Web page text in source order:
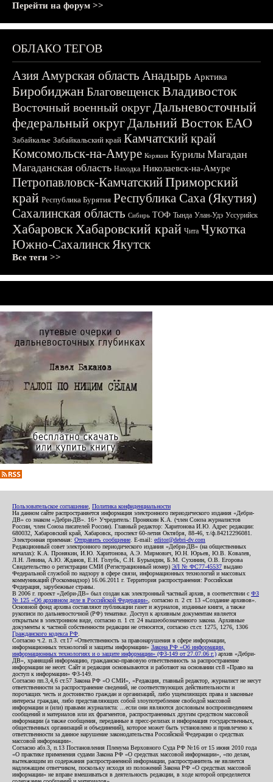
Перейти на форум >>
ОБЛАКО ТЕГОВ
АзияАмурская область Анадырь Арктика
БиробиджанБлаговещенскВладивосток
Восточный военный округДальневосточный
федеральный округДальний ВостокЕАО
Забайкалье Забайкальский край Камчатский край
Комсомольск-на-Амуре Корякия Курилы Магадан
Магаданская область Находка Николаевск-на-Амуре
Петропавловск-КамчатскийПриморский
край Республика Бурятия Республика Саха (Якутия)
Сахалинская область Сибирь ТОФ Тында Улан-Удэ Уссурийск
ХабаровскХабаровский край Чита Чукотка
Южно-СахалинскЯкутск
Все теги >>
Пользовательское соглашение Политика конфиденциальности
На данном сайте распространяется информация электронного периодического издания «Дебри-
ДВ» со знаком «Дебри-ДВ». 16+ Учредитель: Пронякин К.А. (член Союза журналистов
России, член Союза писателей России). Главный редактор: Харитонова И.Ю. Адрес редакции:
680032, Хабаровский край, Хабаровск, проспект 60-летия Октября, 88-46, т./ф.84212296081.
Электронная приемная: Отправить сообщение . E-mail: editor@debri-dv.com
Редакционный совет электронного периодического издания «Дебри-ДВ» (на общественных
началах): К.А. Пронякин, И.Ю. Харитонова, А.Э. Мирмович, Ю.Н. Юрьев, Ю.В. Ковалев,
Л.Н. Левина, А.Ю. Жданов, Е.Н. Голубь, С.Н. Бурындин, Б.М. Сухинин, О.В. Егорова
Свидетельство о регистрации СМИ (Регистрационный номер) ЭЛ № ФС77-45537 выдано
Федеральной службой по надзору в сфере связи, информационных технологий и массовых
коммуникаций (Роскомнадзор) 16.06.2011 г. Территория распространения: Российская
Федерация, зарубежные страны.
В 2006 г. проект «Дебри-ДВ» был создан как электронный частный архив, в соответствии с ФЗ
№ 125 «Об архивном деле в Российской Федерации» , согласно п. 2 ст. 13 «Создание архивов».
Основной фонд архива составляют публикации газет и журналов, изданные книги, а также
рукописи по дальневосточной (РФ) тематике. Доступ к архивным документам является
открытым в электронном виде, согласно п. 1 ст. 24 вышеобозначенного закона. Архивные
документы к частной собственности редакции не относятся, согласно ст.ст. 1275, 1276, 1306
Гражданского кодекса РФ
Согласно ч.2. п.3. ст.17 «Ответственность за правонарушения в сфере информации,
информационных технологий и защиты информации» Закона РФ «Об информации,
информационных технологиях и о защите информации» (ФЗ-149 от 27.07.06 г.) архив «Дебри-
ДВ», хранящий информацию, гражданско-правовую ответственность за распространение
информации не несет. Сайт и редакция основываются и работают на основании ст.8 «Право на
доступ к информации» ФЗ-149.
Согласно пп.3,4,6 ст.57 Закона РФ «О СМИ», «Редакция, главный редактор, журналист не несут
ответственности за распространение сведений, не соответствующих действительности и
порочащих честь и достоинство граждан и организаций, либо ущемляющих права и законные
интересы граждан, либо представляющих собой злоупотребление свободой массовой
информации и (или) правами журналиста: ...если они являются дословным воспроизведением
сообщений и материалов или их фрагментов, распространенных другим средством массовой
информации (а также сообщения, переданные в пресс-релизах и информация государственных,
общественных организаций и объединений), которое может быть установлено и привлечено к
ответственности за данное нарушение законодательства Российской Федерации о средствах
массовой информации».
Согласно абз.3, п.13 Постановления Пленума Верховного Суда РФ №16 от 15 июня 2010 года
«О практике применения судами Закона РФ «О средствах массовой информации», «по делам,
вытекающим из содержания распространенной информации, распространитель не является
надлежащим ответчиком, поскольку исходя из положений Закона РФ «О средствах массовой
информации» не вправе вмешиваться в деятельность редакции, в ходе которой определяется